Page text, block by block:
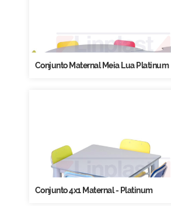
Conjunto Maternal Meia Lua Platinum
Conjunto 4x1 Maternal - Platinum